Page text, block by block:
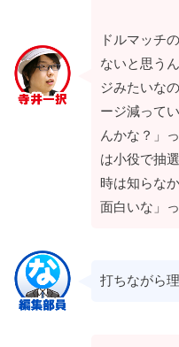
ドルマッチ
ないと思う
ジみたいな
ージ減って
んかな？」
は小役で抽
時は知らな
面白いな」
打ちながら